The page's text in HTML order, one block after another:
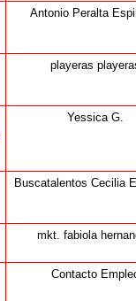
Antonio Peralta
playeras
Yessica G.
Buscatalentos Cecilia
mkt. fabiola
Contacto